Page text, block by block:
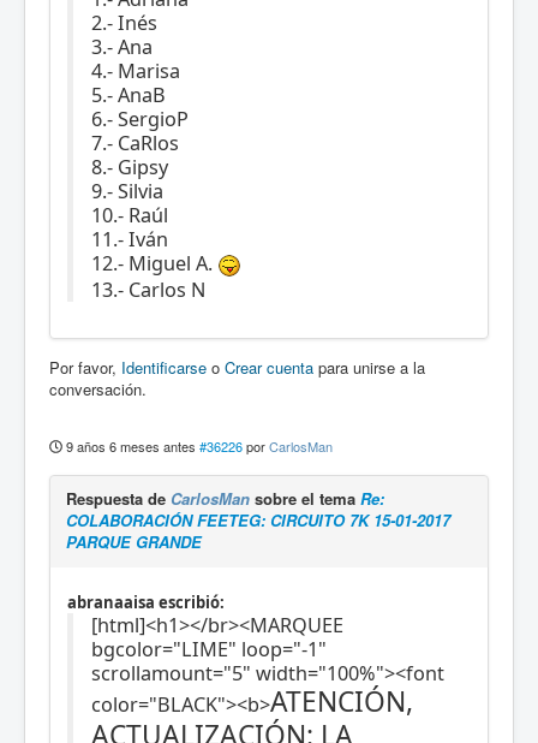
2.- Inés
3.- Ana
4.- Marisa
5.- AnaB
6.- SergioP
7.- CaRlos
8.- Gipsy
9.- Silvia
10.- Raúl
11.- Iván
12.- Miguel A.
13.- Carlos N
Por favor, Identificarse o Crear cuenta para unirse a la
conversación.
9 años 6 meses antes #36226porCarlosMan
Respuesta de CarlosMan sobre el tema Re:
COLABORACIÓN FEETEG: CIRCUITO 7K 15-01-2017
PARQUE GRANDE
abranaaisa escribió:
[html]<h1></br><MARQUEE
bgcolor="LIME" loop="-1"
scrollamount="5" width="100%"><font
color="BLACK"><b>ATENCIÓN,
ACTUALIZACIÓN: LA